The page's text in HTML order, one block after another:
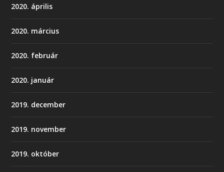
2020. április
2020. március
2020. február
2020. január
2019. december
2019. november
2019. október